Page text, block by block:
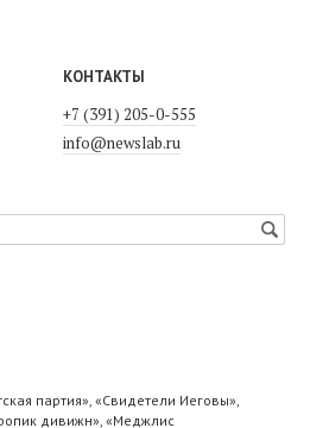
КОНТАКТЫ
+7 (391) 205-0-555
info@newslab.ru
партия», «Свидетели Иеговы»,
дивижн», «Меджлис